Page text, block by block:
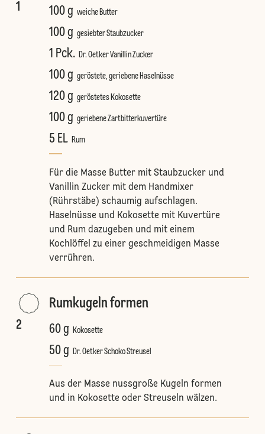
1 100 g weiche Butter
100 g gesiebter Staubzucker
1 Pck. Dr. Oetker Vanillin Zucker
100 g geröstete, geriebene Haselnüsse
120 g geröstetes Kokosette
100 g geriebene Zartbitterkuvertüre
5 EL Rum
Für die Masse Butter mit Staubzucker und
Vanillin Zucker mit dem Handmixer
(Rührstäbe) schaumig aufschlagen.
Haselnüsse und Kokosette mit Kuvertüre
und Rum dazugeben und mit einem
Kochlöffel zu einer geschmeidigen Masse
verrühren.
2
Rumkugeln formen
60 g Kokosette
50 g Dr. Oetker Schoko Streusel
Aus der Masse nussgroße Kugeln formen
und in Kokosette oder Streuseln wälzen.